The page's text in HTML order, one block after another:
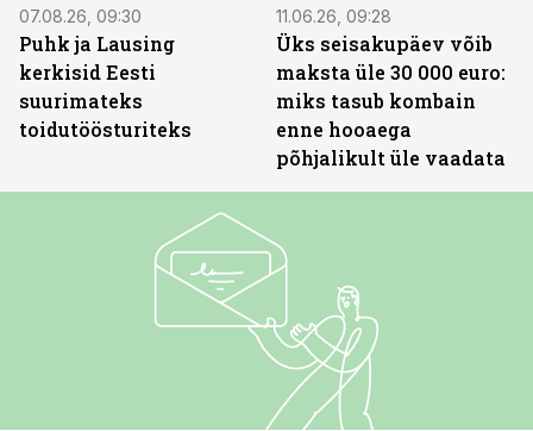
07.08.26, 09:30
Puhk ja Lausing
kerkisid Eesti
suurimateks
toidutöösturiteks
11.06.26, 09:28
Üks seisakupäev võib
maksta üle 30 000 euro:
miks tasub kombain
enne hooaega
põhjalikult üle vaadata